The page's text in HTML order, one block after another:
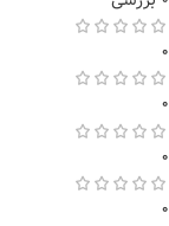
0
0
0
0